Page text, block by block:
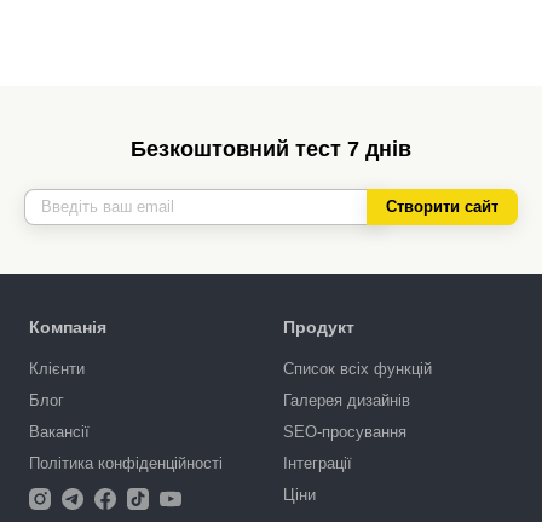
Безкоштовний тест 7 днів
Створити сайт
Компанія
Клієнти
Блог
Вакансії
Політика конфіденційності
Продукт
Список всіх функцій
Галерея дизайнів
SEO-просування
Інтеграції
Ціни